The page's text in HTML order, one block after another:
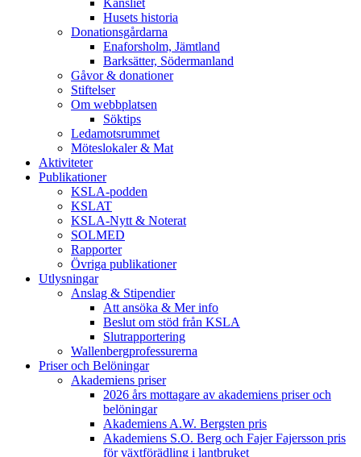
Kansliet
Husets historia
Donationsgårdarna
Enaforsholm, Jämtland
Barksätter, Södermanland
Gåvor & donationer
Stiftelser
Om webbplatsen
Söktips
Ledamotsrummet
Möteslokaler & Mat
Aktiviteter
Publikationer
KSLA-podden
KSLAT
KSLA-Nytt & Noterat
SOLMED
Rapporter
Övriga publikationer
Utlysningar
Anslag & Stipendier
Att ansöka & Mer info
Beslut om stöd från KSLA
Slutrapportering
Wallenbergprofessurerna
Priser och Belöningar
Akademiens priser
2026 års mottagare av akademiens priser och
belöningar
Akademiens A.W. Bergsten pris
Akademiens S.O. Berg och Fajer Fajersson pris
för växtförädling i lantbruket